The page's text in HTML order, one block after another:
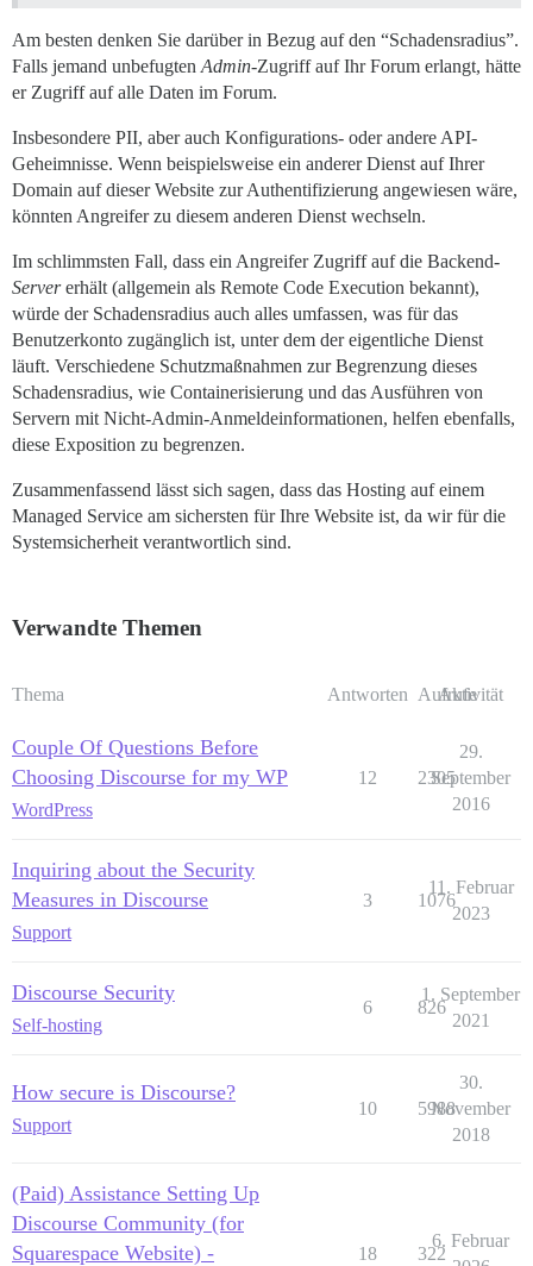
Am besten denken Sie darüber in Bezug auf den “Schadensradius”.
Falls jemand unbefugten Admin-Zugriff auf Ihr Forum erlangt, hätte
er Zugriff auf alle Daten im Forum.
Insbesondere PII, aber auch Konfigurations- oder andere API-
Geheimnisse. Wenn beispielsweise ein anderer Dienst auf Ihrer
Domain auf dieser Website zur Authentifizierung angewiesen wäre,
könnten Angreifer zu diesem anderen Dienst wechseln.
Im schlimmsten Fall, dass ein Angreifer Zugriff auf die Backend-
Servererhält (allgemein als Remote Code Execution bekannt),
würde der Schadensradius auch alles umfassen, was für das
Benutzerkonto zugänglich ist, unter dem der eigentliche Dienst
läuft. Verschiedene Schutzmaßnahmen zur Begrenzung dieses
Schadensradius, wie Containerisierung und das Ausführen von
Servern mit Nicht-Admin-Anmeldeinformationen, helfen ebenfalls,
diese Exposition zu begrenzen.
Zusammenfassend lässt sich sagen, dass das Hosting auf einem
Managed Service am sichersten für Ihre Website ist, da wir für die
Systemsicherheit verantwortlich sind.
Verwandte Themen
Thema Antworten Aufrufe
Aktivität
Couple Of Questions Before
Choosing Discourse for my WP
WordPress
12 2305
29.
September
2016
Inquiring about the Security
Measures in Discourse
Support
3 1076
11. Februar
2023
Discourse Security
Self-hosting
6 826
1. September
2021
How secure is Discourse?
Support
10 5988
30.
November
2018
(Paid) Assistance Setting Up
Discourse Community (for
Squarespace Website) -
18 322
6. Februar